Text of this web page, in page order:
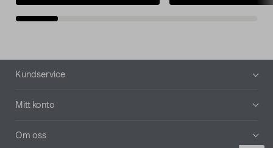
Sidfot
Kundservice
Mitt konto
Om oss